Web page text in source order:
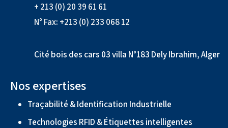
+ 213 (0) 20 39 61 61
N° Fax: +213 (0) 233 068 12
Cité bois des cars 03 villa N°183 Dely Ibrahim, Alger
Nos expertises
Traçabilité & Identification Industrielle
Technologies RFID & Étiquettes intelligentes